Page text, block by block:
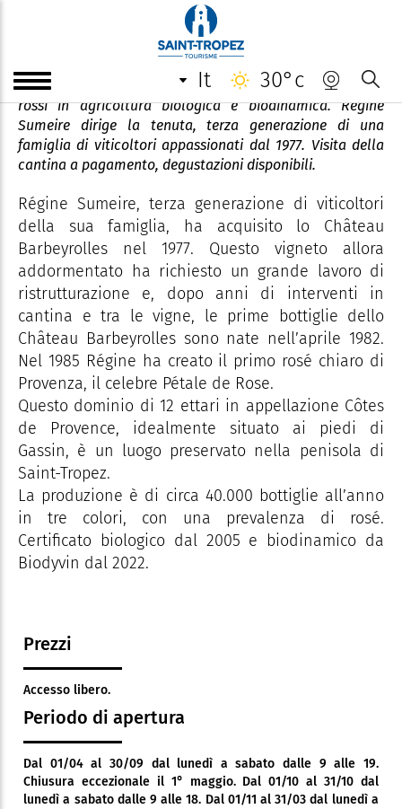
it 30°c
Château Barbeyrolles
Lo Château Barbeyrolles produce vini bianchi, rosati e
rossi in agricoltura biologica e biodinamica. Régine
Sumeire dirige la tenuta, terza generazione di una
famiglia di viticoltori appassionati dal 1977. Visita della
cantina a pagamento, degustazioni disponibili.
Régine Sumeire, terza generazione di viticoltori
della sua famiglia, ha acquisito lo Château
Barbeyrolles nel 1977. Questo vigneto allora
addormentato ha richiesto un grande lavoro di
ristrutturazione e, dopo anni di interventi in
cantina e tra le vigne, le prime bottiglie dello
Château Barbeyrolles sono nate nell’aprile 1982.
Nel 1985 Régine ha creato il primo rosé chiaro di
Provenza, il celebre Pétale de Rose.
Questo dominio di 12 ettari in appellazione Côtes
de Provence, idealmente situato ai piedi di
Gassin, è un luogo preservato nella penisola di
Saint-Tropez.
La produzione è di circa 40.000 bottiglie all’anno
in tre colori, con una prevalenza di rosé.
Certificato biologico dal 2005 e biodinamico da
Biodyvin dal 2022.
Prezzi
Accesso libero.
Periodo di apertura
Dal 01/04 al 30/09 dal lunedì a sabato dalle 9 alle 19.
Chiusura eccezionale il 1° maggio. Dal 01/10 al 31/10 dal
lunedì a sabato dalle 9 alle 18. Dal 01/11 al 31/03 dal lunedì a